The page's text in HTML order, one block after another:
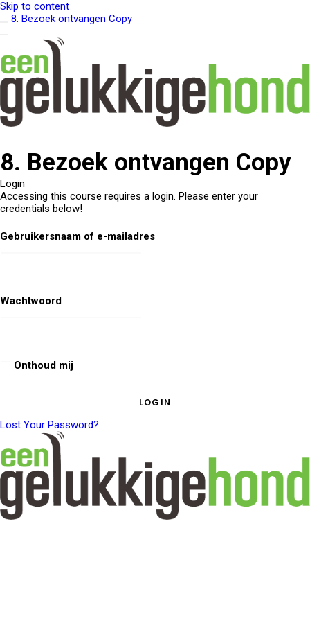
Skip to content
8. Bezoek ontvangen Copy
8. Bezoek ontvangen Copy
Login
Accessing this course requires a login. Please enter your
credentials below!
Gebruikersnaam of e-mailadres
Wachtwoord
Onthoud mij
Lost Your Password?